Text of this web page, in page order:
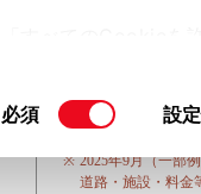
て」をご覧ください。
同
必須 設
車種･ナビ型番によ
詳しくは販売店スタ
※ 2025年9月（一部
道路・施設・料金